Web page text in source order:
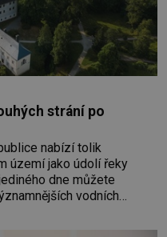
strání po
nabízí tolik
území jako údolí řeky
dne můžete
vodních
památek ve Velkých